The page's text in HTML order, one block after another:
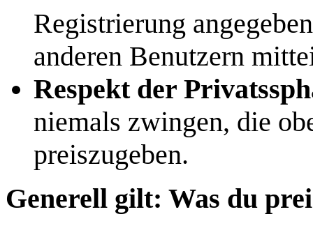
Registrierung
anderen Benutzern
Respekt der
niemals zwingen, die
preiszugeben.
Generell gilt: Was du